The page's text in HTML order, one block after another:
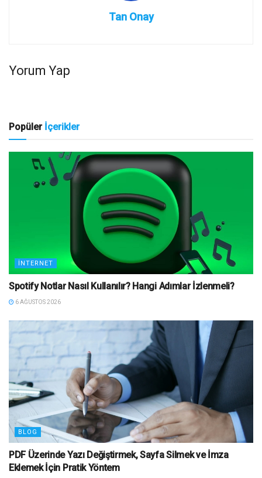
Tan Onay
Yorum Yap
Popüler İçerikler
İNTERNET
Spotify Notlar Nasıl Kullanılır? Hangi Adımlar İzlenmeli?
6 AĞUSTOS 2026
BLOG
PDF Üzerinde Yazı Değiştirmek, Sayfa Silmek ve İmza
Eklemek İçin Pratik Yöntem